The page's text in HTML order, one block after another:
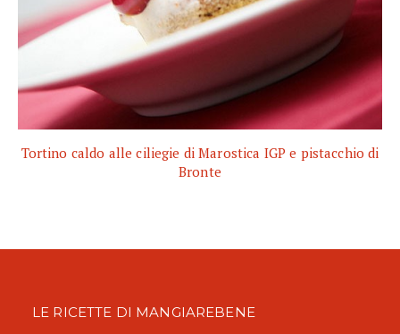
Tortino caldo alle ciliegie di Marostica IGP e pistacchio di
Bronte
LE RICETTE DI MANGIAREBENE